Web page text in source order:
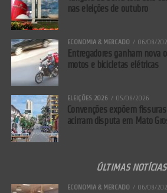
nas eleições de outubro
ECONOMIA & MERCADO 06/08/
Entregadores ganham nova
motos e bicicletas elétricas
ELEIÇÕES 2026 05/08/2026
Convenções expõem
acirram disputa em Mato
ÚLTIMAS NOTÍCIAS
ECONOMIA & MERCADO 06/08/